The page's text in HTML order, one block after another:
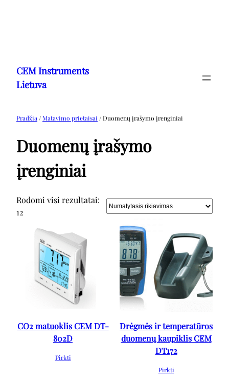
turinio
CEM Instruments
Lietuva
Pradžia /Matavimo prietaisai / Duomenų įrašymo įrenginiai
Duomenų įrašymo
įrenginiai
Rodomi visi rezultatai:
12
CO2 matuoklis CEM DT-
802D
Pirkti
Drėgmės ir temperatūros
duomenų kaupiklis CEM
DT172
Pirkti